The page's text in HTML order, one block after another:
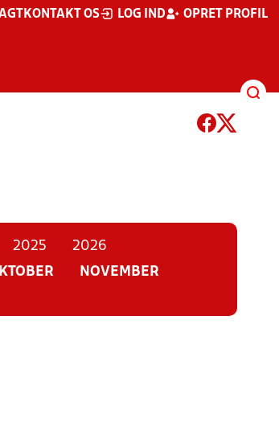
KONTAKT OS LOG IND OPRET PROFIL
2025
2026
NOVEMBER